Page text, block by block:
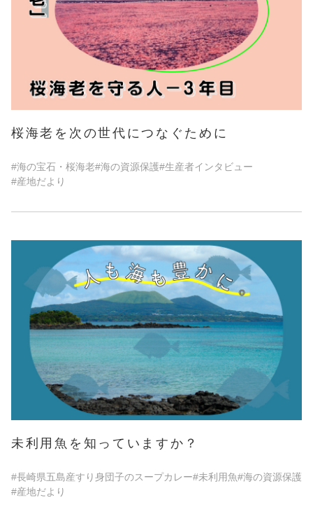
桜海老を次の世代につなぐために
#海の宝石・桜海老#海の資源保護#生産者インタビュー
#産地だより
未利用魚を知っていますか？
#長崎県五島産すり身団子のスープカレー#未利用魚#海の資源保護
#産地だより